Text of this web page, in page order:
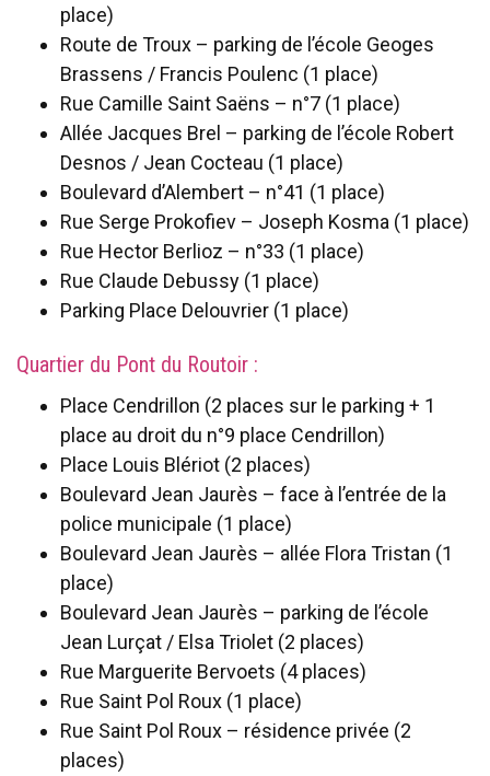
place)
Route de Troux – parking de l’école Geoges
Brassens / Francis Poulenc (1 place)
Rue Camille Saint Saëns – n°7 (1 place)
Allée Jacques Brel – parking de l’école Robert
Desnos / Jean Cocteau (1 place)
Boulevard d’Alembert – n°41 (1 place)
Rue Serge Prokofiev – Joseph Kosma (1 place)
Rue Hector Berlioz – n°33 (1 place)
Rue Claude Debussy (1 place)
Parking Place Delouvrier (1 place)
Quartier du Pont du Routoir :
Place Cendrillon (2 places sur le parking + 1
place au droit du n°9 place Cendrillon)
Place Louis Blériot (2 places)
Boulevard Jean Jaurès – face à l’entrée de la
police municipale (1 place)
Boulevard Jean Jaurès – allée Flora Tristan (1
place)
Boulevard Jean Jaurès – parking de l’école
Jean Lurçat / Elsa Triolet (2 places)
Rue Marguerite Bervoets (4 places)
Rue Saint Pol Roux (1 place)
Rue Saint Pol Roux – résidence privée (2
places)